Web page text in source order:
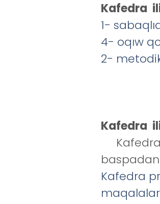
Kafedra
1-
4- oqıw
2-
Kafedra
Kafedra
baspadan
Kafedra